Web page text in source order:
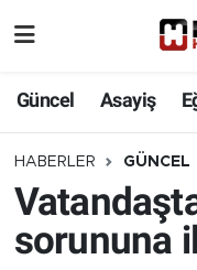
Güncel Asayiş
HABERLER GÜNCEL
sorununa
Eğitim
Türkiye
Sağlık